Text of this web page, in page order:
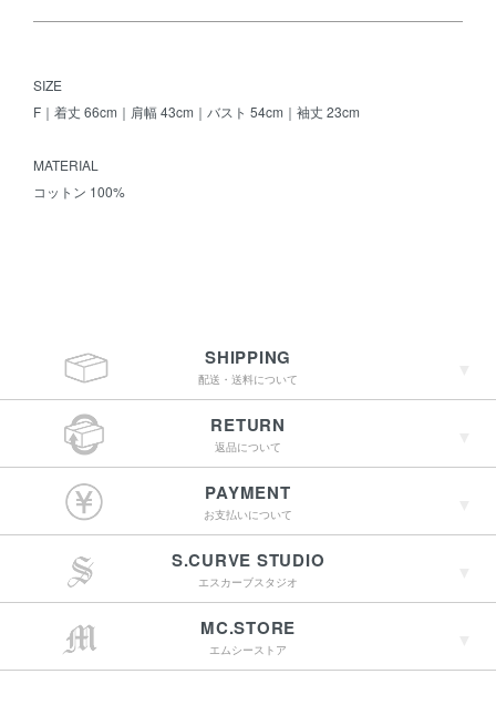
SIZE
F｜着丈 66cm｜肩幅 43cm｜バスト 54cm｜袖丈 23cm
MATERIAL
コットン 100%
SHIPPING
配送・送料について
￥4,400（税込）以上
のご購入で送料無料
15:00までのご注文で
最短翌営業日配送
RETURN
返品について
→詳しくはこちらへ
PAYMENT
お支払いについて
S.CURVE STUDIO
エスカーブスタジオ
MC.STORE
エムシーストア